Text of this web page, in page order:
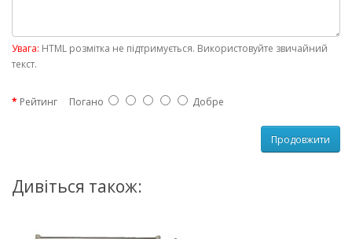
Увага: HTML розмітка не підтримується. Використовуйте звичайний
текст.
Рейтинг Погано Добре
Продовжити
Дивіться також: